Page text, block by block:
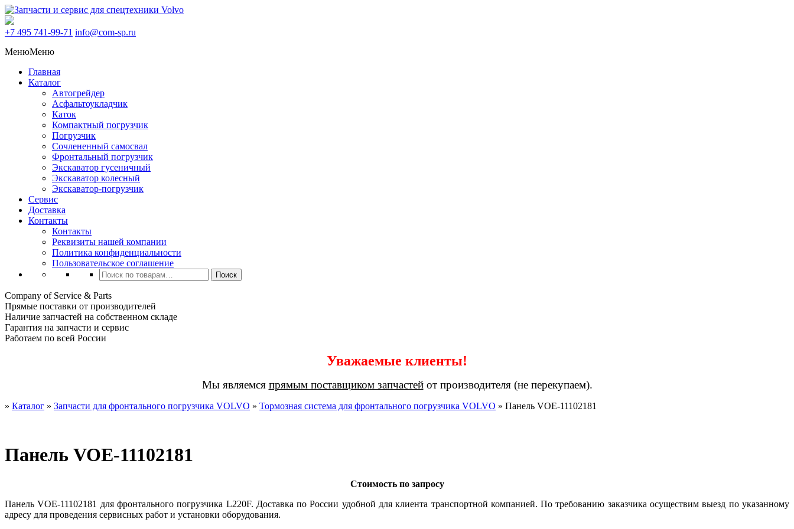
+7 495 741-99-71 info@com-sp.ru
МенюМеню
Главная
Каталог
Автогрейдер
Асфальтоукладчик
Каток
Компактный погрузчик
Погрузчик
Сочлененный самосвал
Фронтальный погрузчик
Экскаватор гусеничный
Экскаватор колесный
Экскаватор-погрузчик
Сервис
Доставка
Контакты
Контакты
Реквизиты нашей компании
Политика конфиденциальности
Пользовательское соглашение
Искать:
Поиск
Company of Service & Parts
Прямые поставки от производителей
Наличие запчастей на собственном складе
Гарантия на запчасти и сервис
Работаем по всей России
Уважаемые клиенты!
Мы являемся прямым поставщиком запчастейот производителя (не перекупаем).
» Каталог » Запчасти для фронтального погрузчика VOLVO » Тормозная система для фронтального погрузчика VOLVO » Панель VOE-11102181
Панель VOE-11102181
Стоимость по запросу
Панель VOE-11102181 для фронтального погрузчика L220F. Доставка по России удобной для клиента транспортной компанией. По требованию заказчика осуществим выезд по указанному
адресу для проведения сервисных работ и установки оборудования.